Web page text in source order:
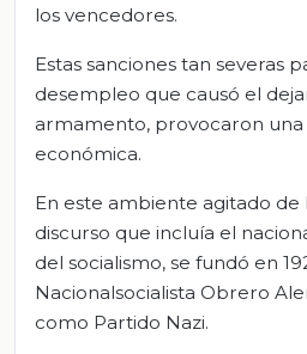
los vencedores.
Estas sanciones tan severas
desempleo que causó el
armamento, provocaron una
económica.
En este ambiente agitado de
discurso que incluía el
del socialismo, se fundó en
Nacionalsocialista Obrero
como Partido Nazi.